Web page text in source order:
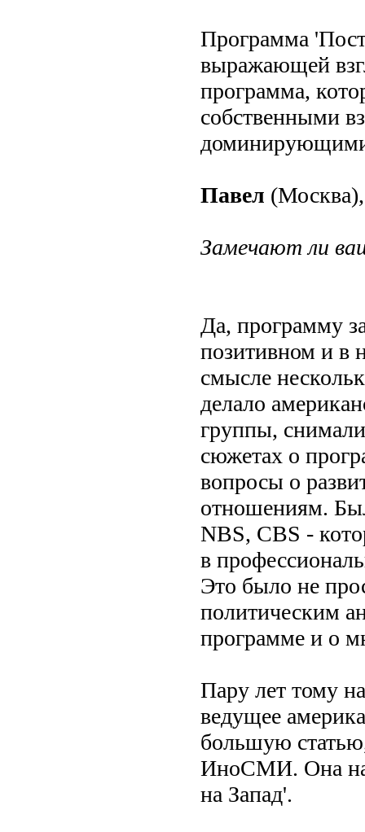
Программа
выражающей
программа,
собственными
Павел
Замечают ли
Да, программу
позитивном и в
смысле
делало
группы,
сюжетах о
вопросы о
отношениям.
NBS, CBS -
в
Это было не
политическим
программе и о
Пару лет тому
ведущее
большую статью,
ИноСМИ. Она
на Запад'.